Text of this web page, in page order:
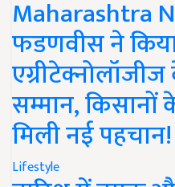
Maharashtra
फडणवीस ने
सम्मान, किसानों
मिली नई पहचान!
Lifestyle